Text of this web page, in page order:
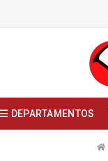
DEPARTAMENTOS